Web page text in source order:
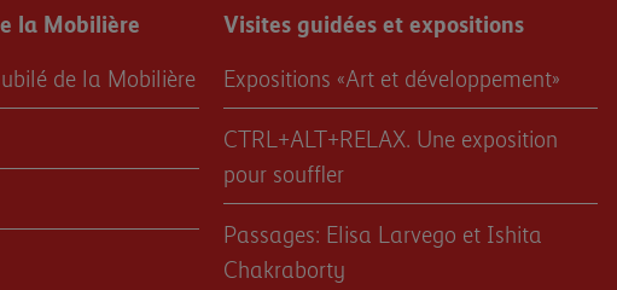
la Mobilière
de la Mobilière
Visites guidées et expositions
Expositions «Art et développement»
CTRL+ALT+RELAX. Une exposition
pour souffler
Passages: Elisa Larvego et Ishita
Chakraborty